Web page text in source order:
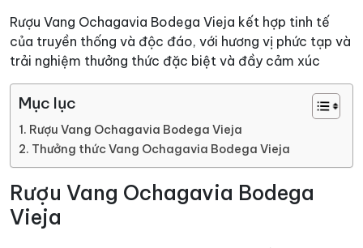
Rượu Vang Ochagavia Bodega Vieja kết hợp tinh tế
của truyền thống và độc đáo, với hương vị phức tạp và
trải nghiệm thưởng thức đặc biệt và đầy cảm xúc
Mục lục
Rượu Vang Ochagavia Bodega Vieja
Thưởng thức Vang Ochagavia Bodega Vieja
Rượu Vang Ochagavia Bodega
Vieja